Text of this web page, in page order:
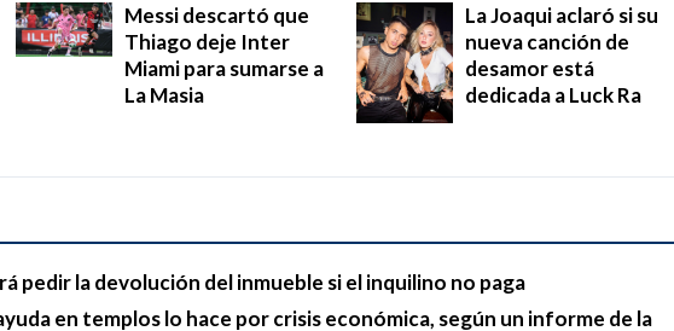
Messi descartó que
Thiago deje Inter
Miami para sumarse a
La Masia
La Joaqui aclaró si su
nueva canción de
desamor está
dedicada a Luck Ra
pedir la devolución del inmueble si el inquilino no paga
en templos lo hace por crisis económica, según un informe de la